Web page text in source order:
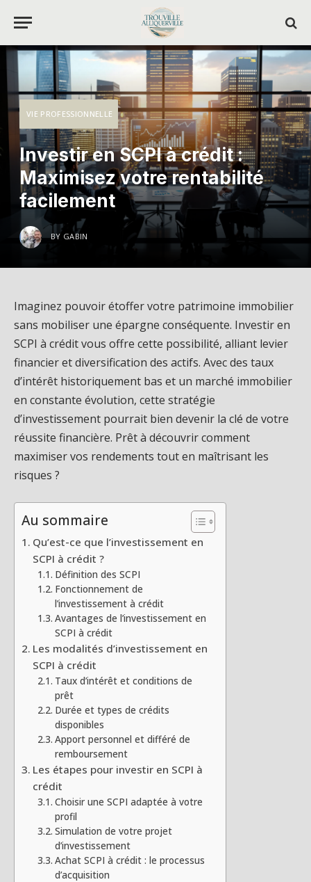
VIE PROFESSIONNELLE
Investir en SCPI à crédit :
Maximisez votre rentabilité
facilement
BY GABIN
Imaginez pouvoir étoffer votre patrimoine immobilier
sans mobiliser une épargne conséquente. Investir en
SCPI à crédit vous offre cette possibilité, alliant levier
financier et diversification des actifs. Avec des taux
d’intérêt historiquement bas et un marché immobilier
en constante évolution, cette stratégie
d’investissement pourrait bien devenir la clé de votre
réussite financière. Prêt à découvrir comment
maximiser vos rendements tout en maîtrisant les
risques ?
Au sommaire
Qu’est-ce que l’investissement en
SCPI à crédit ?
Définition des SCPI
Fonctionnement de
l’investissement à crédit
Avantages de l’investissement en
SCPI à crédit
Les modalités d’investissement en
SCPI à crédit
Taux d’intérêt et conditions de
prêt
Durée et types de crédits
disponibles
Apport personnel et différé de
remboursement
Les étapes pour investir en SCPI à
crédit
Choisir une SCPI adaptée à votre
profil
Simulation de votre projet
d’investissement
Achat SCPI à crédit : le processus
d’acquisition